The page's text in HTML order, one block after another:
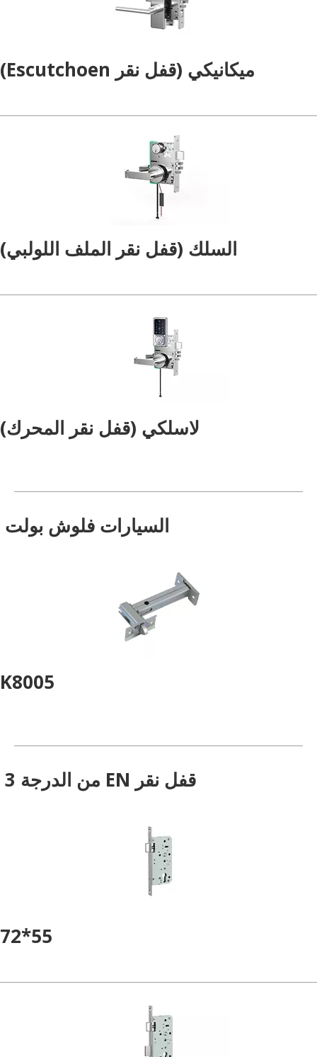
ميكانيكي (قفل نقر Escutchoen)
السلك (قفل نقر الملف اللولبي)
لاسلكي (قفل نقر المحرك)
السيارات فلوش بولت
K8005
قفل نقر EN من الدرجة 3
55*72